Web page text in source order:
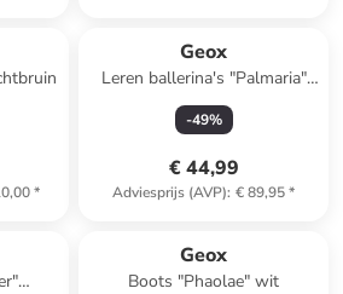
*
Geox
Leren ballerina's "Palmaria"
goudkleurig
-49%
€ 44,99
Adviesprijs (AVP): € 89,95*
Geox
Boots "Phaolae" wit